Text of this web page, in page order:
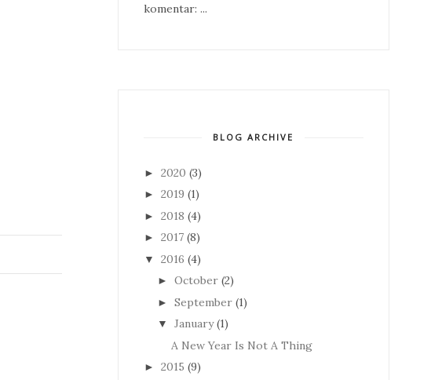
komentar: ...
BLOG ARCHIVE
► 2020 (3)
► 2019 (1)
► 2018 (4)
► 2017 (8)
▼ 2016 (4)
► October (2)
► September (1)
▼ January(1)
A New Year Is Not A Thing
► 2015 (9)